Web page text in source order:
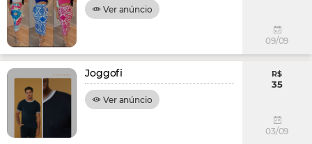
Ver anúncio
09/09
Joggofi
Ver anúncio
R$
35
03/09